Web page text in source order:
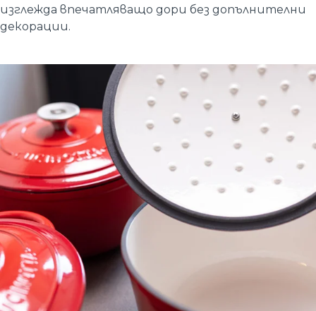
изглежда впечатляващо дори без допълнителни
декорации.